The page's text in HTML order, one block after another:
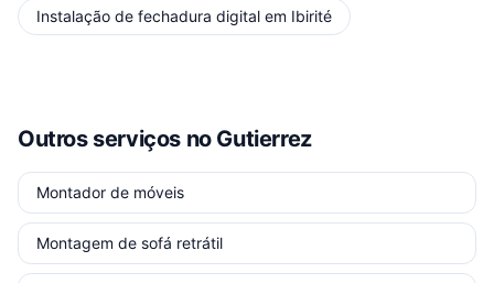
Instalação de fechadura digital em Ibirité
Outros serviços no Gutierrez
Montador de móveis
Montagem de sofá retrátil